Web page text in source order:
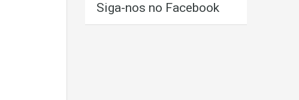
Siga-nos no Facebook